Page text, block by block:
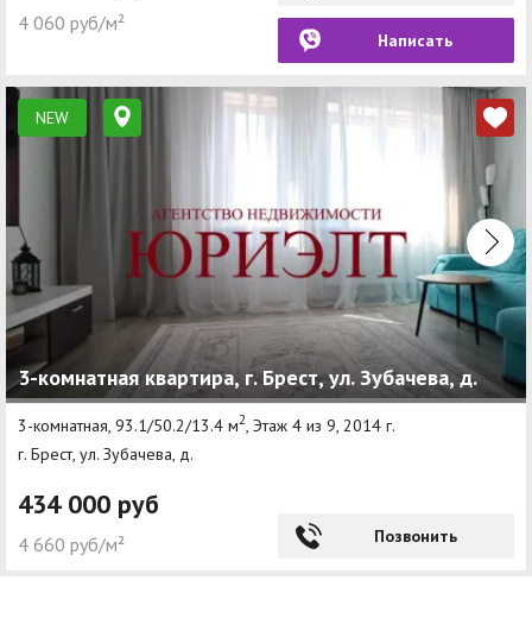
4 060 руб/м²
Написать
NEW
3-комнатная квартира, г. Брест, ул. Зубачева, д.
3-комнатная, 93.1/50.2/13.4 м2, Этаж 4 из 9, 2014 г.
г. Брест, ул. Зубачева, д.
434 000 руб
4 660 руб/м² Позвонить